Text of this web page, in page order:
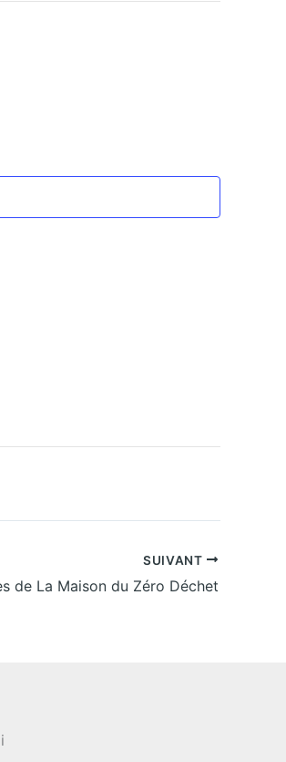
SUIVANT
de La Maison du Zéro Déchet